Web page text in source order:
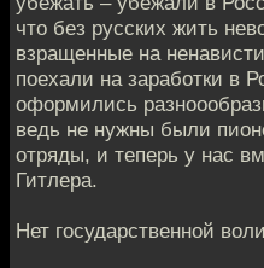
что без русских жить
взращенные на
поехали на заработки в
оформились
ведь не нужны были
отряды, и теперь у нас
Гитлера.
Нет государственной